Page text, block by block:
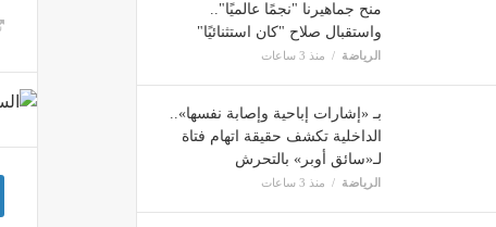
منح جماهيرنا "نجمًا عالميًا"..
واستقبال صلاح "كان استثنائيًا"
الرياضة منذ 3 ساعات
بـ «إشارات إباحية وإصابة نفسها»..
الداخلية تكشف حقيقة اتهام فتاة
لـ«سائق أوبر» بالتحرش
الرياضة منذ 3 ساعات